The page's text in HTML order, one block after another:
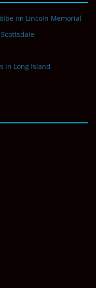
im Lincoln Memorial
in Long Island